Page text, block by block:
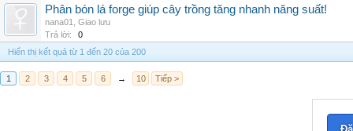
Phân bón lá forge giúp cây trồng tăng nhanh năng suất!
nana01
Giao lưu
Trả lời:
0
Hiển thị kết quả từ 1 đến 20 của 200
1 2 3 4 5 6 → 10 Tiếp >